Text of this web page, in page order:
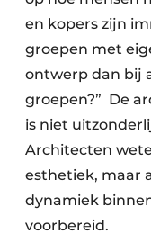
en kopers zijn
groepen met
ontwerp dan bij
groepen?” De
is niet
Architecten
esthetiek, maar
dynamiek
voorbereid.